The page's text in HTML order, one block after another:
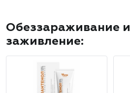
Обеззараживание и
заживление: